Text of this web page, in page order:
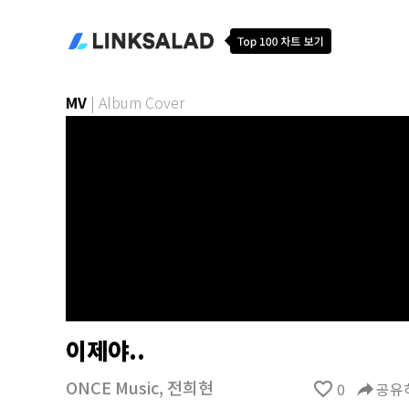
MV | Album Cover
이제야..
ONCE Music, 전희현 favorite_border 0 reply공유